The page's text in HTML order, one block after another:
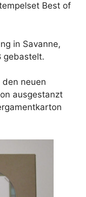
Best of
in Savanne,
gebastelt.
neuen
ausgestanzt